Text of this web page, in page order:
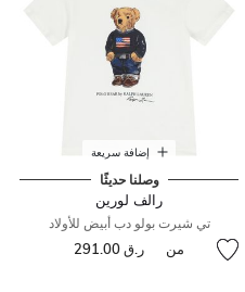
إضافة سريعة
وصلنا حديثًا
رالف لورين
تي شيرت بولو دب أبيض للأولاد
من ر.ق 291.00